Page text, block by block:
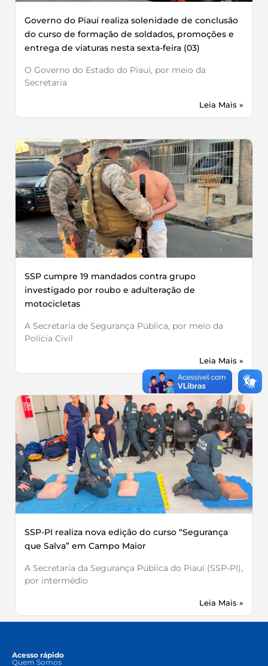
Governo do Piauí realiza solenidade de conclusão
do curso de formação de soldados, promoções e
entrega de viaturas nesta sexta-feira (03)
O Governo do Estado do Piauí, por meio da
Secretaria
Leia Mais »
SSP cumpre 19 mandados contra grupo
investigado por roubo e adulteração de
motocicletas
A Secretaria de Segurança Pública, por meio da
Polícia Civil
Leia Mais »
SSP-PI realiza nova edição do curso “Segurança
que Salva” em Campo Maior
A Secretaria da Segurança Pública do Piauí (SSP-PI),
por intermédio
Leia Mais »
Acesso rápido
Quem Somos